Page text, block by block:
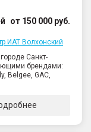
от 150 000 руб.
ИАТ Волхонский
Санкт-
брендами:
Belgee, GAC,